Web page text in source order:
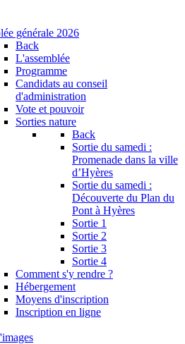
générale 2026
Back
L'assemblée
Programme
Candidats au conseil
d'administration
Vote et pouvoir
Sorties nature
Back
Sortie du samedi :
Promenade dans la ville
d’Hyères
Sortie du samedi :
Découverte du Plan du
Pont à Hyères
Sortie 1
Sortie 2
Sortie 3
Sortie 4
Comment s'y rendre ?
Hébergement
Moyens d'inscription
Inscription en ligne